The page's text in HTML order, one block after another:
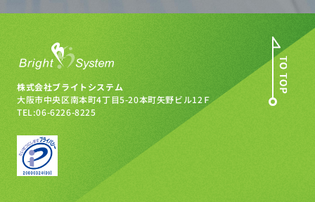
株式会社ブライトシステム
大阪市中央区南本町4丁目5-20本町矢野ビル12Ｆ
TEL:06-6226-8225